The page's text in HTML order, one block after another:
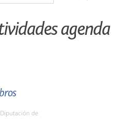
agenda
de